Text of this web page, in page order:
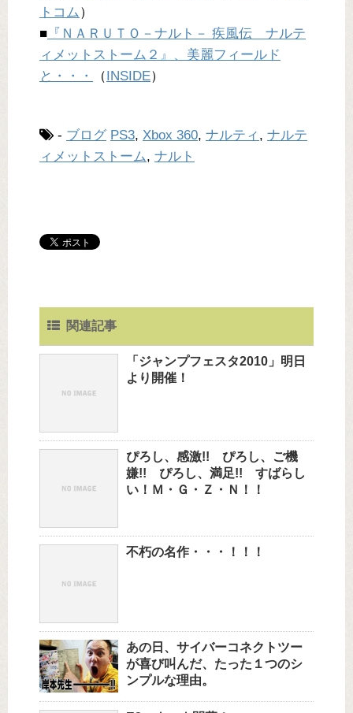
トコム）
■ 『ＮＡＲＵＴＯ－ナルト－ 疾風伝 ナルテ
ィメットストーム２』、美麗フィールド
と・・・
（INSIDE）
- ブログ PS3, Xbox 360, ナルティ , ナルテ
ィメットストーム, ナルト
関連記事
「ジャンプフェスタ2010」明日
より開催！
ぴろし、感激!! ぴろし、ご機
嫌!! ぴろし、満足!! すばらし
い！Ｍ・Ｇ・Ｚ・Ｎ！！
不朽の名作・・・！！！
あの日、サイバーコネクトツー
が喜び叫んだ、たった１つのシ
ンプルな理由。